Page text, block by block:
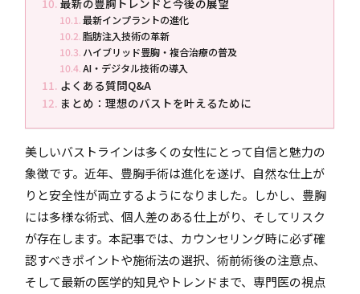
最新の豊胸トレンドと今後の展望
最新インプラントの進化
脂肪注入技術の革新
ハイブリッド豊胸・複合治療の普及
AI・デジタル技術の導入
よくある質問Q&A
まとめ：理想のバストを叶えるために
美しいバストラインは多くの女性にとって自信と魅力の
象徴です。近年、豊胸手術は進化を遂げ、自然な仕上が
りと安全性が両立するようになりました。しかし、豊胸
には多様な術式、個人差のある仕上がり、そしてリスク
が存在します。本記事では、カウンセリング時に必ず確
認すべきポイントや施術法の選択、術前術後の注意点、
そして最新の医学的知見やトレンドまで、専門医の視点